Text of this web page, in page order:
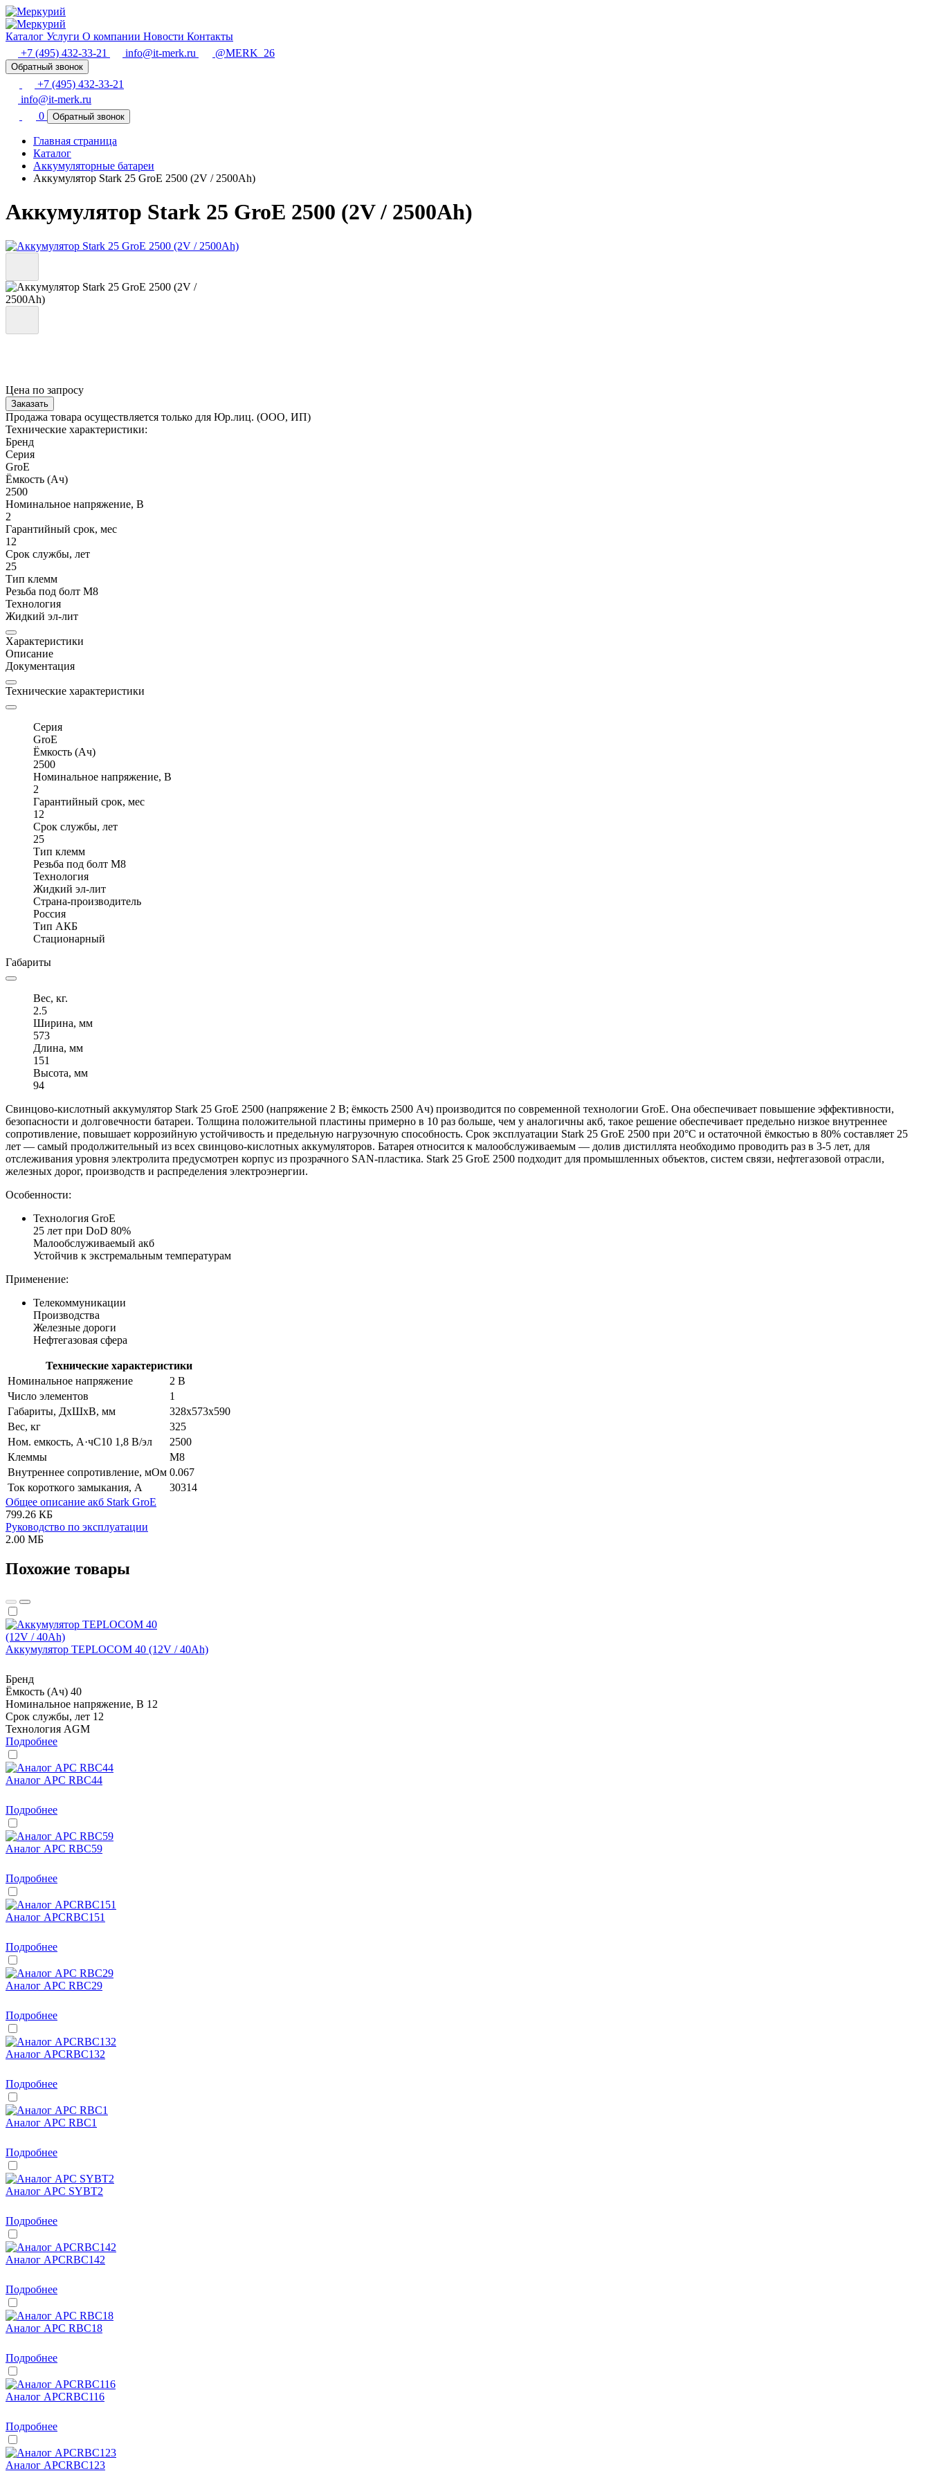
Каталог Услуги О компании Новости Контакты
+7 (495) 432-33-21
info@it-merk.ru @MERK_26
Обратный звонок
+7 (495) 432-33-21
info@it-merk.ru
0
Обратный звонок
Главная страница
Каталог
Аккумуляторные батареи
Аккумулятор Stark 25 GroE 2500 (2V / 2500Ah)
Аккумулятор Stark 25 GroE 2500 (2V / 2500Ah)
Цена по запросу
Заказать
Продажа товара осуществляется только для Юр.лиц. (ООО, ИП)
Технические характеристики:
Бренд
Серия
GroE
Ёмкость (Ач)
2500
Номинальное напряжение, В
2
Гарантийный срок, мес
12
Срок службы, лет
25
Тип клемм
Резьба под болт М8
Технология
Жидкий эл-лит
Характеристики
Описание
Документация
Технические характеристики
Серия
GroE
Ёмкость (Ач)
2500
Номинальное напряжение, В
2
Гарантийный срок, мес
12
Срок службы, лет
25
Тип клемм
Резьба под болт М8
Технология
Жидкий эл-лит
Страна-производитель
Россия
Тип АКБ
Стационарный
Габариты
Вес, кг.
2.5
Ширина, мм
573
Длина, мм
151
Высота, мм
94
Свинцово-кислотный аккумулятор Stark 25 GroE 2500 (напряжение 2 В; ёмкость 2500 Ач) производится по современной технологии GroE. Она обеспечивает повышение эффективности,
безопасности и долговечности батареи. Толщина положительной пластины примерно в 10 раз больше, чем у аналогичны акб, такое решение обеспечивает предельно низкое внутреннее
сопротивление, повышает коррозийную устойчивость и предельную нагрузочную способность. Срок эксплуатации Stark 25 GroE 2500 при 20°С и остаточной ёмкостью в 80% составляет 25
лет — самый продолжительный из всех свинцово-кислотных аккумуляторов. Батарея относится к малообслуживаемым — долив дистиллята необходимо проводить раз в 3-5 лет, для
отслеживания уровня электролита предусмотрен корпус из прозрачного SAN-пластика. Stark 25 GroE 2500 подходит для промышленных объектов, систем связи, нефтегазовой отрасли,
железных дорог, производств и распределения электроэнергии.
Особенности:
Технология GroE
25 лет при DoD 80%
Малообслуживаемый акб
Устойчив к экстремальным температурам
Применение:
Телекоммуникации
Производства
Железные дороги
Нефтегазовая сфера
Технические характеристики
Номинальное напряжение
2 В
Число элементов
1
Габариты, ДхШхВ, мм
328х573х590
Вес, кг
325
Ном. емкость, А·чС10 1,8 В/эл
2500
Клеммы
M8
Внутреннее сопротивление, мОм 0.067
Ток короткого замыкания, А
30314
Общее описание акб Stark GroE
799.26 КБ
Руководство по эксплуатации
2.00 МБ
Похожие товары
Аккумулятор TEPLOCOM 40 (12V / 40Ah)
Бренд
Ёмкость (Ач) 40
Номинальное напряжение, В 12
Срок службы, лет 12
Технология AGM
Подробнее
Аналог APC RBC44
Подробнее
Аналог APC RBC59
Подробнее
Аналог APCRBC151
Подробнее
Аналог APC RBC29
Подробнее
Аналог APCRBC132
Подробнее
Аналог APC RBC1
Подробнее
Аналог APC SYBT2
Подробнее
Аналог APCRBC142
Подробнее
Аналог APC RBC18
Подробнее
Аналог APCRBC116
Подробнее
Аналог APCRBC123